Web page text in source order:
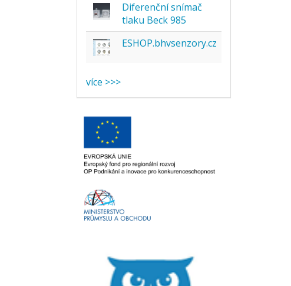
Diferenční snímač
tlaku Beck 985
ESHOP.bhvsenzory.cz
více >>>